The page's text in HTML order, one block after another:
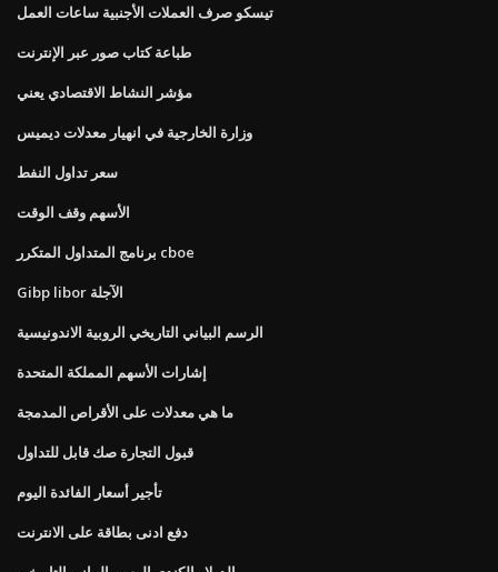
تيسكو صرف العملات الأجنبية ساعات العمل
طباعة كتاب صور عبر الإنترنت
مؤشر النشاط الاقتصادي يعني
وزارة الخارجية في انهيار معدلات ديميس
سعر تداول النفط
الأسهم وقف الوقت
برنامج المتداول المتكرر cboe
Gibp libor الآجلة
الرسم البياني التاريخي الروبية الاندونيسية
إشارات الأسهم المملكة المتحدة
ما هي معدلات على الأقراص المدمجة
قبول التجارة صك قابل للتداول
تأجير أسعار الفائدة اليوم
دفع ادنى بطاقة على الانترنت